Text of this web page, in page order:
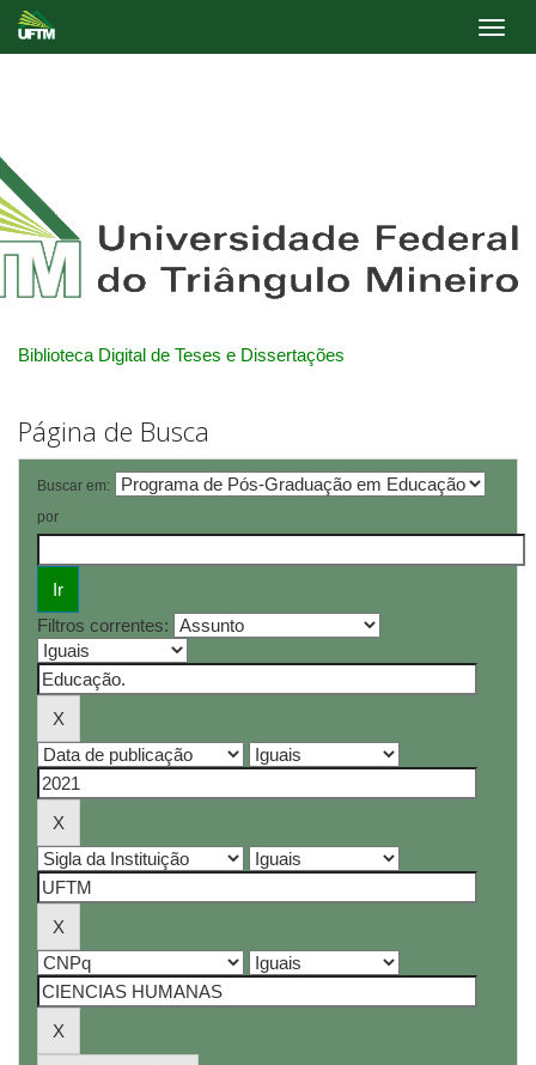
Biblioteca Digital de Teses e Dissertações
Página de Busca
Buscar em:
por
Filtros correntes: